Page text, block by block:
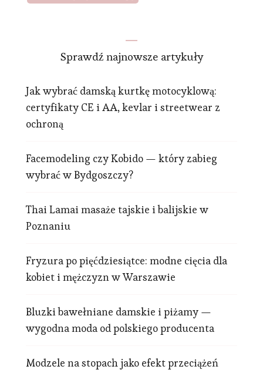
Sprawdź najnowsze artykuły
Jak wybrać damską kurtkę motocyklową:
certyfikaty CE i AA, kevlar i streetwear z
ochroną
Facemodeling czy Kobido — który zabieg
wybrać w Bydgoszczy?
Thai Lamai masaże tajskie i balijskie w
Poznaniu
Fryzura po pięćdziesiątce: modne cięcia dla
kobiet i mężczyzn w Warszawie
Bluzki bawełniane damskie i piżamy —
wygodna moda od polskiego producenta
Modzele na stopach jako efekt przeciążeń